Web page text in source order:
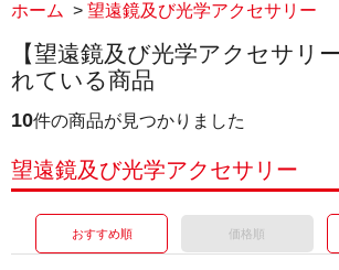
ホーム > 望遠鏡及び光学アクセサリー
【望遠鏡及び光学アクセサリ
れている商品
10件の商品が見つかりました
望遠鏡及び光学アクセサリー
おすすめ順 価格順